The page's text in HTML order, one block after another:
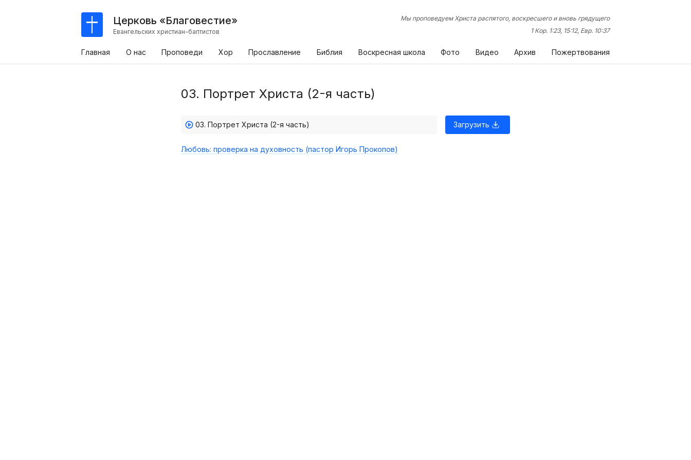
Церковь «Благовестие»
Евангельских христиан-баптистов
Мы проповедуем Христа распятого, воскресшего и вновь грядущего
1 Кор. 1:23, 15:12, Евр. 10:37
Главная О нас Проповеди Хор Прославление Библия Воскресная школа Фото Видео Архив Пожертвования
03. Портрет Христа (2-я часть)
Загрузить
03. Портрет Христа (2-я часть)
Любовь: проверка на духовность (пастор Игорь Прокопов)